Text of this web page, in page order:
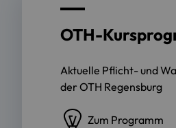
OTH-
Aktuelle Pflicht- und
der OTH Regensburg
Zum Programm